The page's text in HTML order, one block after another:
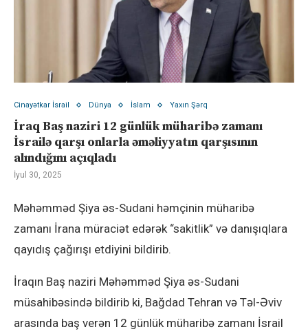
Cinayətkar İsrail Dünya İslam Yaxın Şərq
İraq Baş naziri 12 günlük müharibə zamanı
İsrailə qarşı onlarla əməliyyatın qarşısının
alındığını açıqladı
İyul 30, 2025
Məhəmməd Şiya əs-Sudani həmçinin müharibə
zamanı İrana müraciət edərək “sakitlik” və danışıqlara
qayıdış çağırışı etdiyini bildirib.
İraqın Baş naziri Məhəmməd Şiya əs-Sudani
müsahibəsində bildirib ki, Bağdad Tehran və Təl-Əviv
arasında baş verən 12 günlük müharibə zamanı İsrail